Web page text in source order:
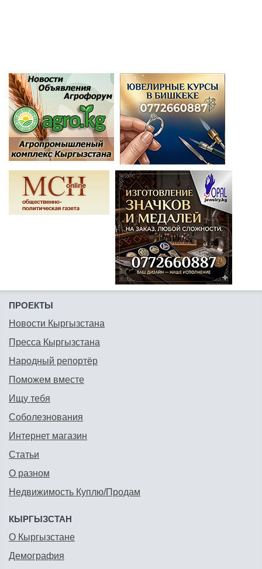
ПРОЕКТЫ
Новости Кыргызстана
Пресса Кыргызстана
Народный репортёр
Поможем вместе
Ищу тебя
Соболезнования
Интернет магазин
Статьи
О разном
Недвижимость Куплю/Продам
КЫРГЫЗСТАН
О Кыргызстане
Демография